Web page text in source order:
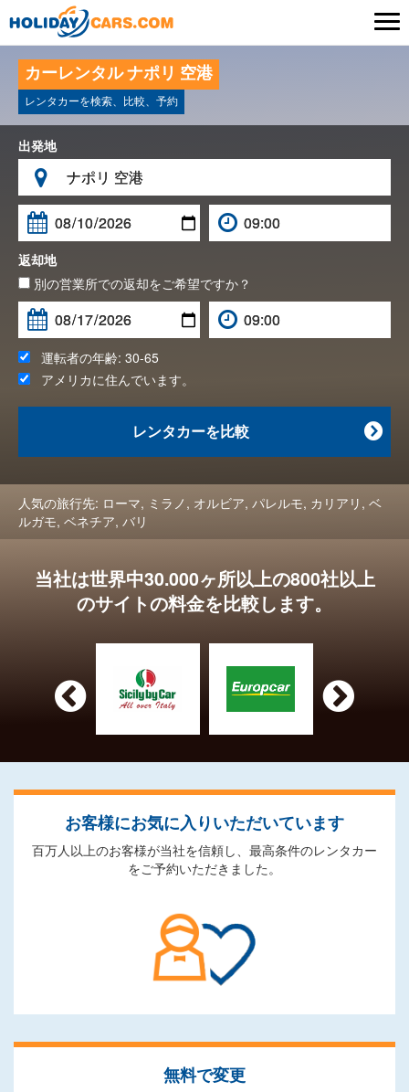
カーレンタル ナポリ 空港
レンタカーを検索、比較、予約
出発地


返却地
別の営業所での返却をご希望ですか？
運転者の年齢: 30-65
アメリカに住んでいます。

レンタカーを比較
人気の旅行先: ローマ, ミラノ , オルビア, パレルモ, カリアリ , ベ
ルガモ, ベネチア, バリ
当社は世界中30.000ヶ所以上の800社以上
のサイトの料金を比較します。
 
お客様にお気に入りいただいています
百万人以上のお客様が当社を信頼し、最高条件のレンタカー
をご予約いただきました。
無料で変更